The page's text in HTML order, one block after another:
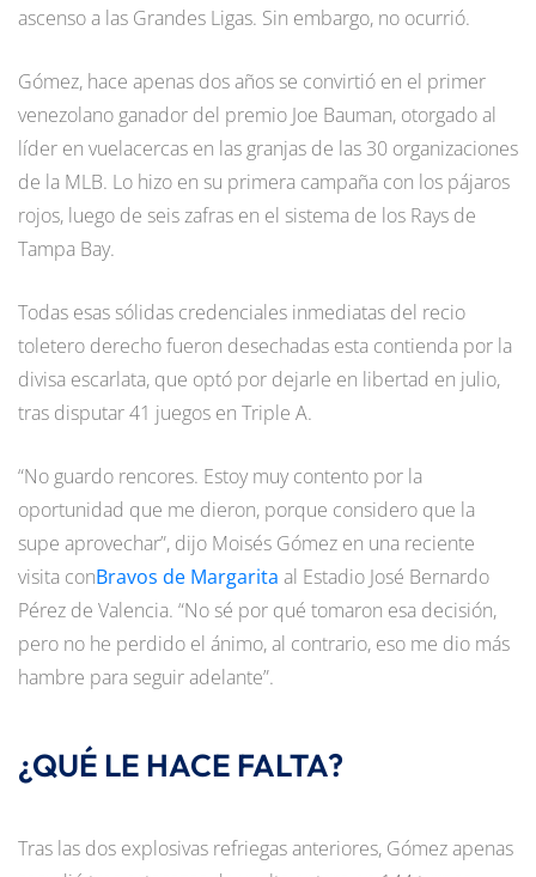
ascenso a las Grandes Ligas. Sin embargo, no ocurrió.
Gómez, hace apenas dos años se convirtió en el primer
venezolano ganador del premio Joe Bauman, otorgado al
líder en vuelacercas en las granjas de las 30 organizaciones
de la MLB. Lo hizo en su primera campaña con los pájaros
rojos, luego de seis zafras en el sistema de los Rays de
Tampa Bay.
Todas esas sólidas credenciales inmediatas del recio
toletero derecho fueron desechadas esta contienda por la
divisa escarlata, que optó por dejarle en libertad en julio,
tras disputar 41 juegos en Triple A.
“No guardo rencores. Estoy muy contento por la
oportunidad que me dieron, porque considero que la
supe aprovechar”, dijo Moisés Gómez en una reciente
visita conBravos de Margarita al Estadio José Bernardo
Pérez de Valencia. “No sé por qué tomaron esa decisión,
pero no he perdido el ánimo, al contrario, eso me dio más
hambre para seguir adelante”.
¿QUÉ LE HACE FALTA?
Tras las dos explosivas refriegas anteriores, Gómez apenas